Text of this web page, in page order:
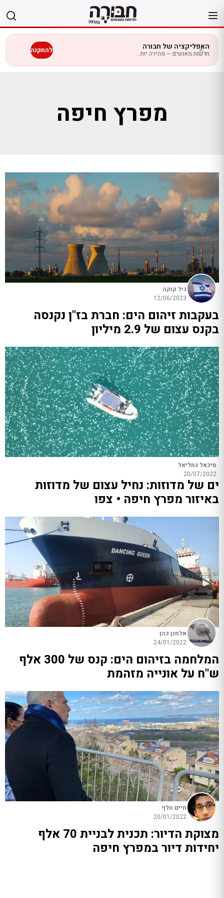
לתוכן
האפליקציה של חבורה
חדשות מאנשים — מהירה יותר בנייד להתקנה
מפרץ חיפה
גיל קוקה
12/06/2023
בעקבות זיהום הים: חברת בז"ן נקנסה
בקנס עצום של 2.9 מיליון
מיכאל גמליאל
20/07/2022
ים של מדוזות: נחיל עצום של מדוזות
באיזור מפרץ חיפה • צפו
אלחנן כהן
24/01/2022
המלחמה בזיהום הים: קנס של 300 אלף
ש"ח על אונייה מזהמת
חיים וולף
20/01/2022
מצוקת הדיור: תכנית לבניית 70 אלף
יחידות דיור במפרץ חיפה